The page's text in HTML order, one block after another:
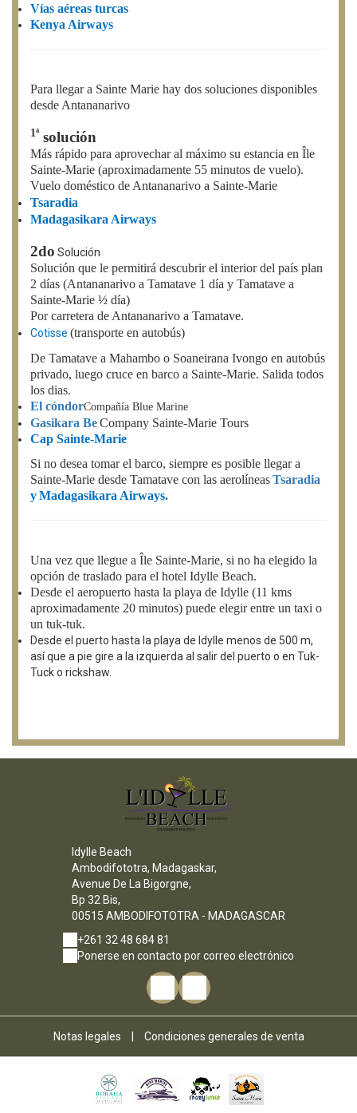
Vías aéreas turcas
Kenya Airways
Para llegar a Sainte Marie hay dos soluciones disponibles
desde Antananarivo
1ª solución
Más rápido para aprovechar al máximo su estancia en Île
Sainte-Marie (aproximadamente 55 minutos de vuelo).
Vuelo doméstico de Antananarivo a Sainte-Marie
Tsaradia
Madagasikara Airways
2do Solución
Solución que le permitirá descubrir el interior del país plan
2 días (Antananarivo a Tamatave 1 día y Tamatave a
Sainte-Marie ½ día)
Por carretera de Antananarivo a Tamatave.
Cotisse (transporte en autobús)
De Tamatave a Mahambo o Soaneirana Ivongo en autobús
privado, luego cruce en barco a Sainte-Marie. Salida todos
los dias.
El cóndorCompañía Blue Marine
Gasikara BeCompany Sainte-Marie Tours
Cap Sainte-Marie
Si no desea tomar el barco, siempre es posible llegar a
Sainte-Marie desde Tamatave con las aerolíneasTsaradia
yMadagasikara Airways.
Una vez que llegue a Île Sainte-Marie, si no ha elegido la
opción de traslado para el hotel Idylle Beach.
Desde el aeropuerto hasta la playa de Idylle (11 kms
aproximadamente 20 minutos) puede elegir entre un taxi o
un tuk-tuk.
Desde el puerto hasta la playa de Idylle menos de 500 m,
así que a pie gire a la izquierda al salir del puerto o en Tuk-
Tuck o rickshaw.
Idylle Beach
Ambodifototra, Madagaskar,
Avenue De La Bigorgne,
Bp 32 Bis,
00515 AMBODIFOTOTRA - MADAGASCAR
+261 32 48 684 81
Ponerse en contacto por correo electrónico
Notas legales Condiciones generales de venta